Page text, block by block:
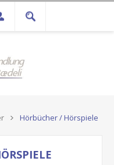
Hörbücher / Hörspiele